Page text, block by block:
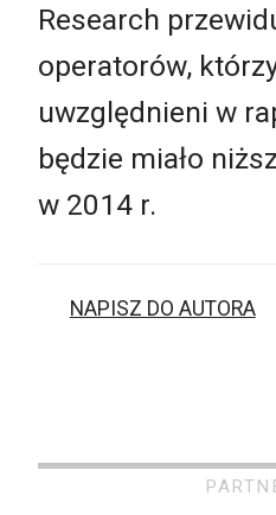
Research
operatorów,
uwzględnieni w
będzie miało
w 2014 r.
NAPISZ DO AUTORA